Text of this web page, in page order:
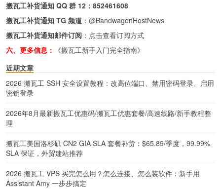
搬瓦工补货通知 QQ 群 12： 852461608
搬瓦工补货通知 TG 频道 ： @BandwagonHostNews
搬瓦工补货通知邮件订阅 ： 点击查看订阅方式
六、更多信息：
《搬瓦工新手入门完全指南》
近期文章
2026 搬瓦工 SSH 安全设置教程：改高位端口、禁用密码登录、启用
密钥登录
2026年8月最新搬瓦工优惠码/搬瓦工优惠套餐/高速线路/新手教程整
理
搬瓦工美国洛杉矶 CN2 GIA SLA 套餐补货：$65.89/季度，99.99%
SLA 保证，外贸建站推荐
2026 搬瓦工 VPS 买完怎么用？怎么连接、怎么装软件：新手用
Assistant Amy 一步步搞定